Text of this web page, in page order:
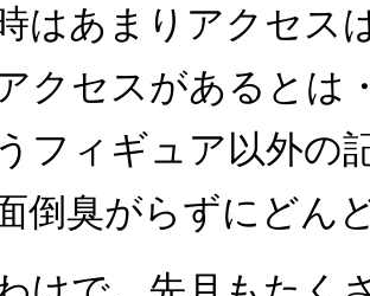
はあまりアクセス
クセスがあるとは
フィギュア以外の
倒臭がらずにどん